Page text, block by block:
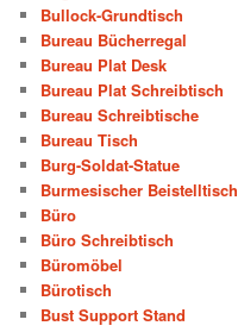
Bullock-Grundtisch
Bureau Bücherregal
Bureau Plat Desk
Bureau Plat Schreibtisch
Bureau Schreibtische
Bureau Tisch
Burg-Soldat-Statue
Burmesischer Beistelltisch
Büro
Büro Schreibtisch
Büromöbel
Bürotisch
Bust Support Stand